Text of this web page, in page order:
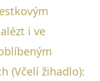
i ve
(Včelí žihadlo):